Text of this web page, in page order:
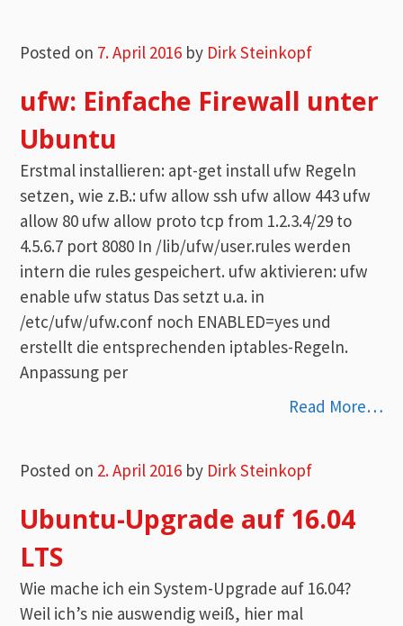
Posted on 7. April 2016 by Dirk Steinkopf
ufw: Einfache Firewall unter
Ubuntu
Erstmal installieren: apt-get install ufw Regeln
setzen, wie z.B.: ufw allow ssh ufw allow 443 ufw
allow 80 ufw allow proto tcp from 1.2.3.4/29 to
4.5.6.7 port 8080 In /lib/ufw/user.rules werden
intern die rules gespeichert. ufw aktivieren: ufw
enable ufw status Das setzt u.a. in
/etc/ufw/ufw.conf noch ENABLED=yes und
erstellt die entsprechenden iptables-Regeln.
Anpassung per
Read More…
Posted on 2. April 2016 by Dirk Steinkopf
Ubuntu-Upgrade auf 16.04
LTS
Wie mache ich ein System-Upgrade auf 16.04?
Weil ich’s nie auswendig weiß, hier mal